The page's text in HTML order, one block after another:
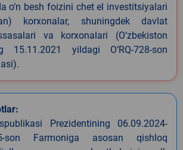
o‘n besh foizini chet el investitsiyalari
korxonalar, shuningdek davlat
va korxonalari (O‘zbekiston
15.11.2021 yildagi O‘RQ-728-son
Prezidentining 06.09.2024-
son Farmoniga asosan qishloq